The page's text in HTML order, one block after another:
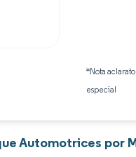
*Nota
especial
Automotrices por